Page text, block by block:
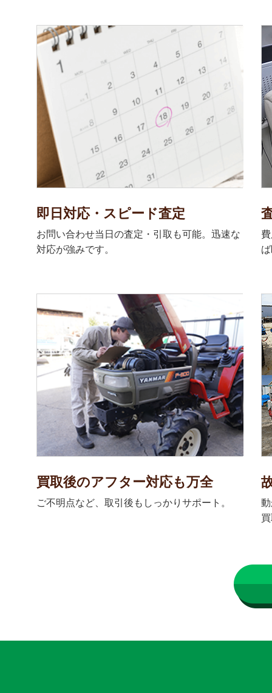
即日対応・スピード査定
お問い合わせ当日の査定・引取も可能。迅速な
対応が強みです。
買取後のアフター対応も万全
ご不明点など、取引後もしっかりサポート。